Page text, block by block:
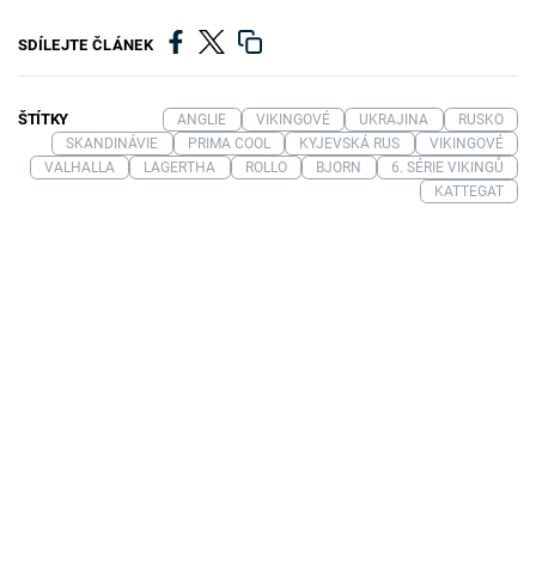
SDÍLEJTE ČLÁNEK
ŠTÍTKY ANGLIE VIKINGOVÉ UKRAJINA
RUSKO
SKANDINÁVIE
PRIMA COOL KYJEVSKÁ RUS
VIKINGOVÉ
VALHALLA
LAGERTHA ROLLO BJORN
6. SÉRIE VIKINGŮ
KATTEGAT